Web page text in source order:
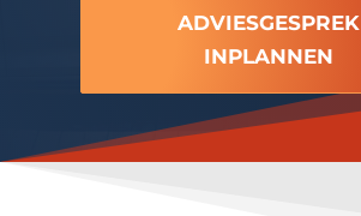
ADVIESGESPREK
INPLANNEN